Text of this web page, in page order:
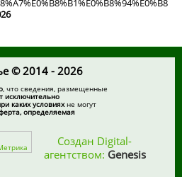
© 2014 - 2026
, что сведения, размещенные
исключительно
каких условияхне могут
определяемая
Создан Digital-
агентством: Genesis